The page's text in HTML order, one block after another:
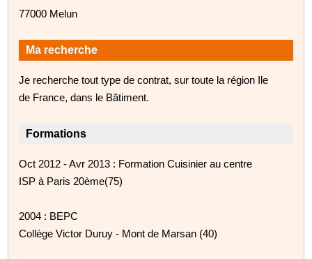
77000 Melun
Ma recherche
Je recherche tout type de contrat, sur toute la région Ile
de France, dans le Bâtiment.
Formations
Oct 2012 - Avr 2013 : Formation Cuisinier au centre
ISP à Paris 20ème(75)
2004 : BEPC
Collège Victor Duruy - Mont de Marsan (40)